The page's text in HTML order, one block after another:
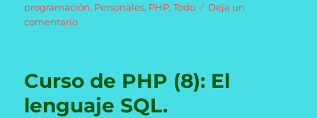
el
programación, Personales, PHP,Todo
Deja un
comentarioen
(9):
phpMyAdmin:
MySQL.
Curso de PHP (8): El
lenguaje SQL.